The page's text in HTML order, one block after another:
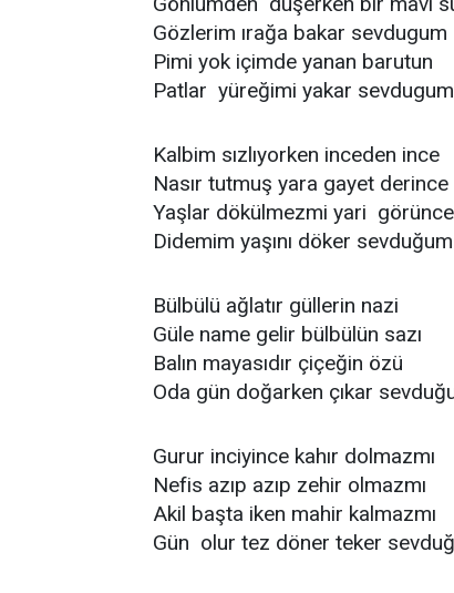
Gözlerim ırağa bakar sevdugum
Pimi yok içimde yanan barutun
Patlar yüreğimi yakar sevdugum
Kalbim sızlıyorken inceden ince
Nasır tutmuş yara gayet derince
Yaşlar dökülmezmi yari görünce
Didemim yaşını döker sevduğum
Bülbülü ağlatır güllerin nazi
Güle name gelir bülbülün sazı
Balın mayasıdır çiçeğin özü
Oda gün doğarken çıkar
Gurur inciyince kahır dolmazmı
Nefis azıp azıp zehir olmazmı
Akil başta iken mahir kalmazmı
Gün olur tez döner teker